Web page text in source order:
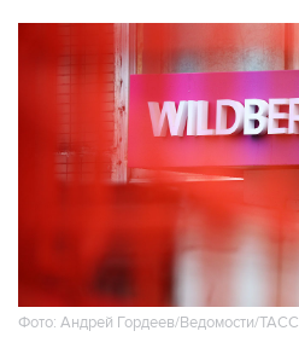
Фото: Андрей Гордеев/Ведомости/ТАСС